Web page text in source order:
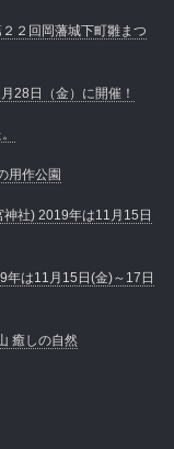
２回岡藩城下町雛まつ
28日（金）に開催！
用作公園
社) 2019年は11月15日
年は11月15日(金)～17日
癒しの自然